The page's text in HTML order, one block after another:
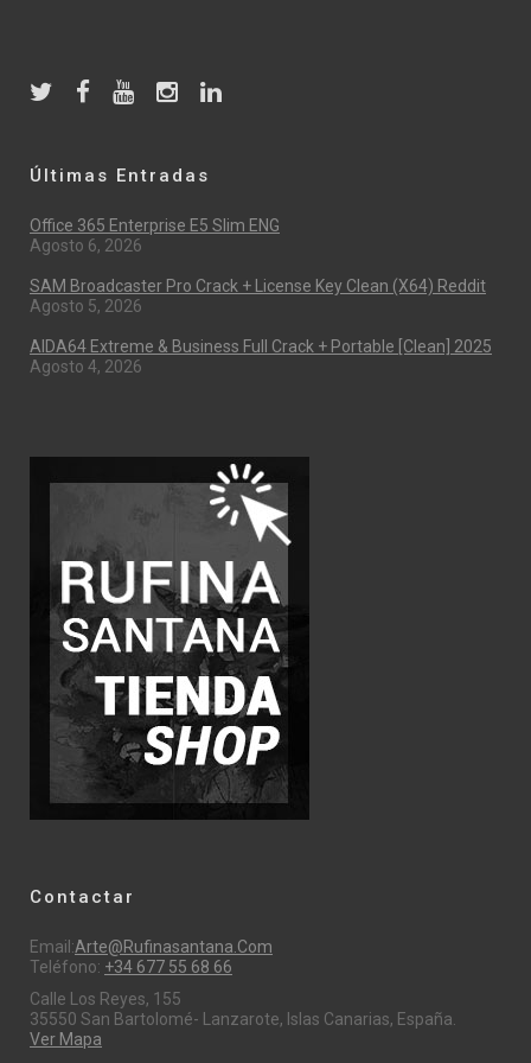
Últimas Entradas
Office 365 Enterprise E5 Slim ENG
Agosto 6, 2026
SAM Broadcaster Pro Crack + License Key Clean (x64) Reddit
Agosto 5, 2026
AIDA64 Extreme & Business Full Crack + Portable [Clean] 2025
Agosto 4, 2026
Contactar
Email:Arte@rufinasantana.com
Teléfono: +34 677 55 68 66
Calle Los Reyes, 155
35550 San Bartolomé- Lanzarote, Islas Canarias, España.
Ver Mapa